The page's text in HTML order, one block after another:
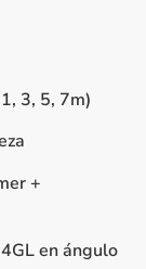
3, 5, 7m)
+
en ángulo